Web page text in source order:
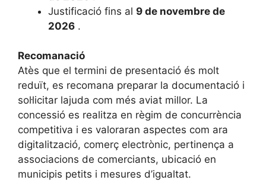
Justificació fins al 9 de novembre de
2026 .
Recomanació
Atès que el termini de presentació és molt
reduït, es recomana preparar la documentació i
sol·licitar lajuda com més aviat millor. La
concessió es realitza en règim de concurrència
competitiva i es valoraran aspectes com ara
digitalització, comerç electrònic, pertinença a
associacions de comerciants, ubicació en
municipis petits i mesures d’igualtat.